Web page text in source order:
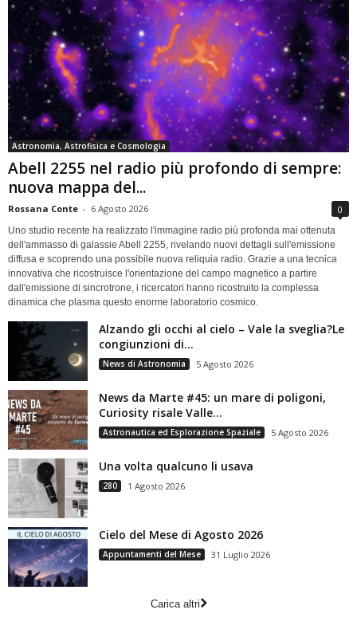
Astronomia, Astrofisica e Cosmologia
Abell 2255 nel radio più profondo di sempre:
nuova mappa del...
Rossana Conte - 6 Agosto 2026 0
Uno studio recente ha realizzato l'immagine radio più profonda mai ottenuta
dell'ammasso di galassie Abell 2255, rivelando nuovi dettagli sull'emissione
diffusa e scoprendo una possibile nuova reliquia radio. Grazie a una tecnica
innovativa che ricostruisce l'orientazione del campo magnetico a partire
dall'emissione di sincrotrone, i ricercatori hanno ricostruito la complessa
dinamica che plasma questo enorme laboratorio cosmico.
Alzando gli occhi al cielo – Vale la sveglia?Le
congiunzioni di...
News di Astronomia 5 Agosto 2026
News da Marte #45: un mare di poligoni,
Curiosity risale Valle...
Astronautica ed Esplorazione Spaziale 5 Agosto 2026
Una volta qualcuno li usava
280 1 Agosto 2026
Cielo del Mese di Agosto 2026
Appuntamenti del Mese 31 Luglio 2026
Carica altri